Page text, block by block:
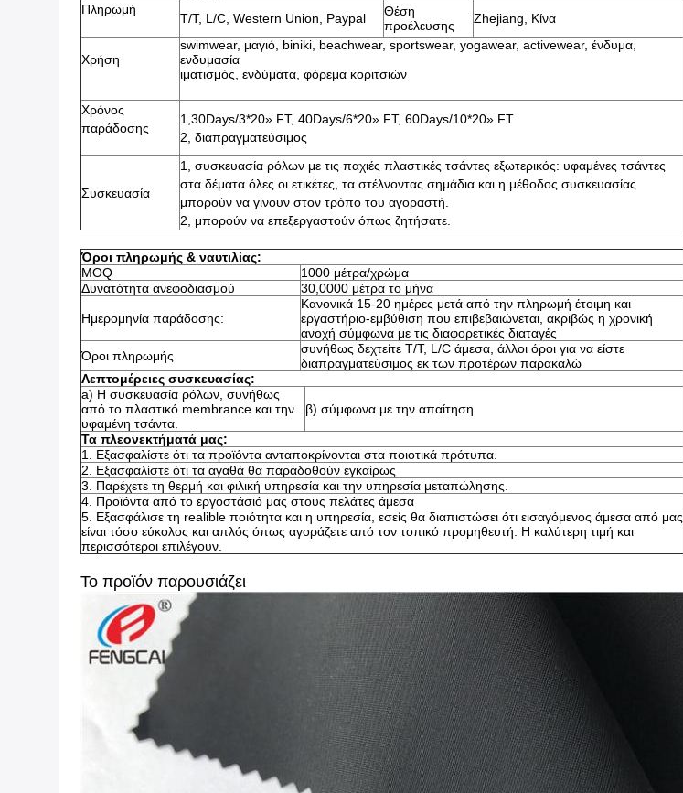
Πληρωμή
T/T, L/C, Western Union, Paypal
Θέση
προέλευσης
Zhejiang, Κίνα
Χρήση
swimwear, μαγιό, biniki, beachwear, sportswear, yogawear, activewear, ένδυμα,
ενδυμασία
ιματισμός, ενδύματα, φόρεμα κοριτσιών
Χρόνος
παράδοσης
1,30Days/3*20» FT, 40Days/6*20» FT, 60Days/10*20» FT
2, διαπραγματεύσιμος
Συσκευασία
1, συσκευασία ρόλων με τις παχιές πλαστικές τσάντες εξωτερικός: υφαμένες τσάντες
στα δέματα όλες οι ετικέτες, τα στέλνοντας σημάδια και η μέθοδος συσκευασίας
μπορούν να γίνουν στον τρόπο του αγοραστή.
2, μπορούν να επεξεργαστούν όπως ζητήσατε.
Όροι πληρωμής & ναυτιλίας:
MOQ
1000 μέτρα/χρώμα
Δυνατότητα ανεφοδιασμού
30,0000 μέτρα το μήνα
Ημερομηνία παράδοσης:
Κανονικά 15-20 ημέρες μετά από την πληρωμή έτοιμη και
εργαστήριο-εμβύθιση που επιβεβαιώνεται, ακριβώς η χρονική
ανοχή σύμφωνα με τις διαφορετικές διαταγές
Όροι πληρωμής
συνήθως δεχτείτε T/T, L/C άμεσα, άλλοι όροι για να είστε
διαπραγματεύσιμος εκ των προτέρων παρακαλώ
Λεπτομέρειες συσκευασίας:
a) Η συσκευασία ρόλων, συνήθως
από το πλαστικό membrance και την
υφαμένη τσάντα.
β) σύμφωνα με την απαίτηση
Τα πλεονεκτήματά μας:
1. Εξασφαλίστε ότι τα προϊόντα ανταποκρίνονται στα ποιοτικά πρότυπα.
2. Εξασφαλίστε ότι τα αγαθά θα παραδοθούν εγκαίρως
3. Παρέχετε τη θερμή και φιλική υπηρεσία και την υπηρεσία μεταπώλησης.
4. Προϊόντα από το εργοστάσιό μας στους πελάτες άμεσα
5. Εξασφάλισε τη realible ποιότητα και η υπηρεσία, εσείς θα διαπιστώσει ότι εισαγόμενος άμεσα από μας
είναι τόσο εύκολος και απλός όπως αγοράζετε από τον τοπικό προμηθευτή. Η καλύτερη τιμή και
περισσότεροι επιλέγουν.
Το προϊόν παρουσιάζει